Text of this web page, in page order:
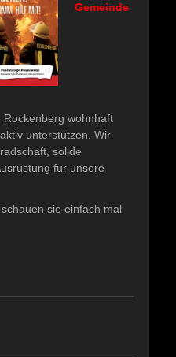
Gemeinde
wohnhaft
unterstützen. Wir
solide
für unsere
sie einfach mal